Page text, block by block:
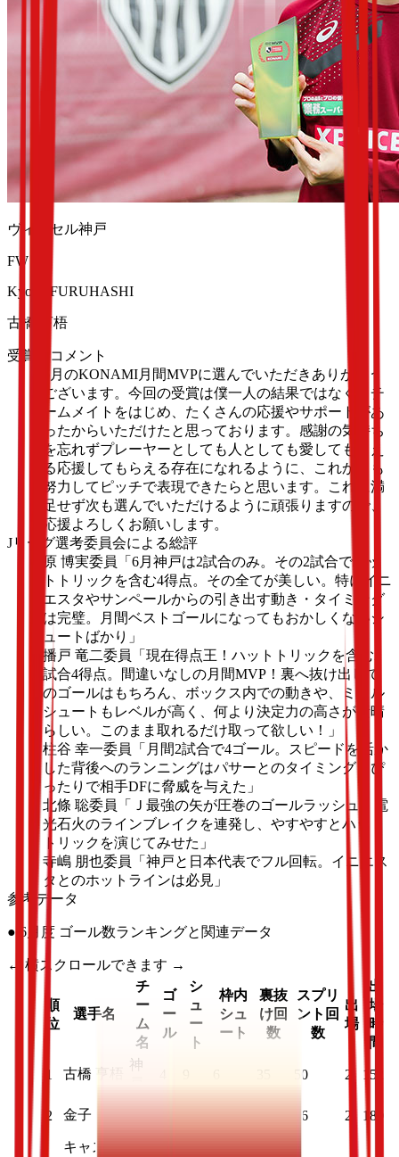
ヴィッセル神戸
FW 11
Kyogo FURUHASHI
古橋 亨梧
受賞者コメント
6月のKONAMI月間MVPに選んでいただきありがとう
ございます。今回の受賞は僕一人の結果ではなく、チ
ームメイトをはじめ、たくさんの応援やサポートがあ
ったからいただけたと思っております。感謝の気持ち
を忘れずプレーヤーとしても人としても愛してもらえ
る応援してもらえる存在になれるように、これからも
努力してピッチで表現できたらと思います。これに満
足せず次も選んでいただけるように頑張りますので、
応援よろしくお願いします。
Jリーグ選考委員会による総評
原 博実委員
「6月神戸は2試合のみ。その2試合でハッ
トトリックを含む4得点。その全てが美しい。特にイニ
エスタやサンペールからの引き出す動き・タイミング
は完璧。月間ベストゴールになってもおかしくないシ
ュートばかり」
播戸 竜二委員
「現在得点王！ハットトリックを含む2
試合4得点。間違いなしの月間MVP！裏へ抜け出して
のゴールはもちろん、ボックス内での動きや、ミドル
シュートもレベルが高く、何より決定力の高さが素晴
らしい。このまま取れるだけ取って欲しい！」
柱谷 幸一委員
「月間2試合で4ゴール。スピードを活か
した背後へのランニングはパサーとのタイミングもぴ
ったりで相手DFに脅威を与えた」
北條 聡委員
「Ｊ最強の矢が圧巻のゴールラッシュ。電
光石火のラインブレイクを連発し、やすやすとハット
トリックを演じてみせた」
寺嶋 朋也委員
「神戸と日本代表でフル回転。イニエス
タとのホットラインは必見」
参考データ
● 6月度 ゴール数ランキングと関連データ
← 横スクロールできます →
順
位
選手名
チ
ー
ム
名
ゴ
ー
ル
シ
ュ
ー
ト
枠内
シュ
ート
裏抜
け回
数
スプリ
ント回
数
出
場
出
場
時
間
1 古橋 亨梧
神
50 2 152
2 金子 拓郎
札
幌
56 2 180
キャスパ